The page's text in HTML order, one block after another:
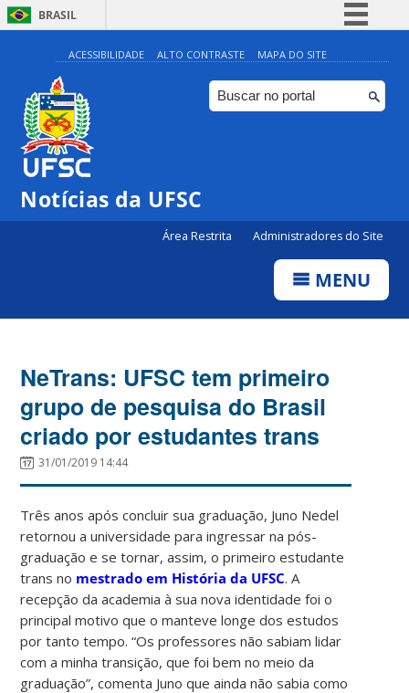
BRASIL
Simplifique!
Comunica BR
Participe
ACESSIBILIDADE ALTO CONTRASTE MAPA DO SITE
Notícias da UFSC
Área Restrita Administradores do Site
MENU
NeTrans: UFSC tem primeiro
grupo de pesquisa do Brasil
criado por estudantes trans
31/01/2019 14:44
Três anos após concluir sua graduação, Juno Nedel
retornou a universidade para ingressar na pós-
graduação e se tornar, assim, o primeiro estudante
trans no mestrado em História da UFSC. A
recepção da academia à sua nova identidade foi o
principal motivo que o manteve longe dos estudos
por tanto tempo. “Os professores não sabiam lidar
com a minha transição, que foi bem no meio da
graduação”, comenta Juno que ainda não sabia como